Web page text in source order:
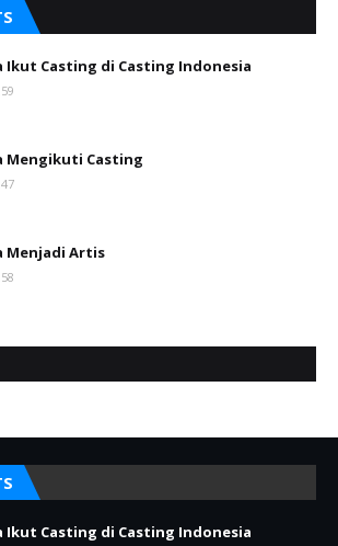
Ikut Casting di Casting Indonesia
Mengikuti Casting
Menjadi Artis
Ikut Casting di Casting Indonesia